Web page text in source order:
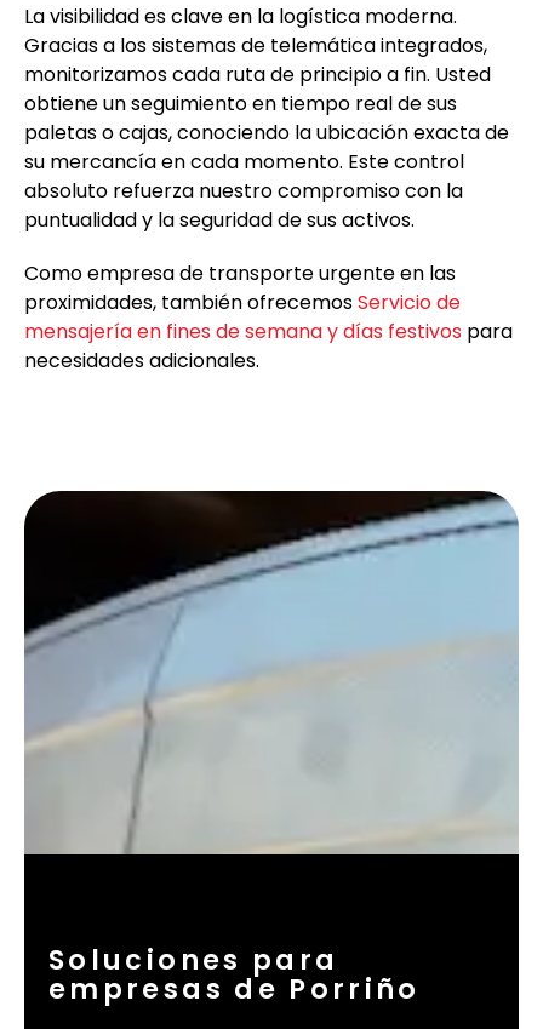
La visibilidad es clave en la logística moderna.
Gracias a los sistemas de telemática integrados,
monitorizamos cada ruta de principio a fin. Usted
obtiene un seguimiento en tiempo real de sus
paletas o cajas, conociendo la ubicación exacta de
su mercancía en cada momento. Este control
absoluto refuerza nuestro compromiso con la
puntualidad y la seguridad de sus activos.
Como empresa de transporte urgente en las
proximidades, también ofrecemosServicio de
mensajería en fines de semana y días festivos para
necesidades adicionales.
Soluciones para
empresas de Porriño